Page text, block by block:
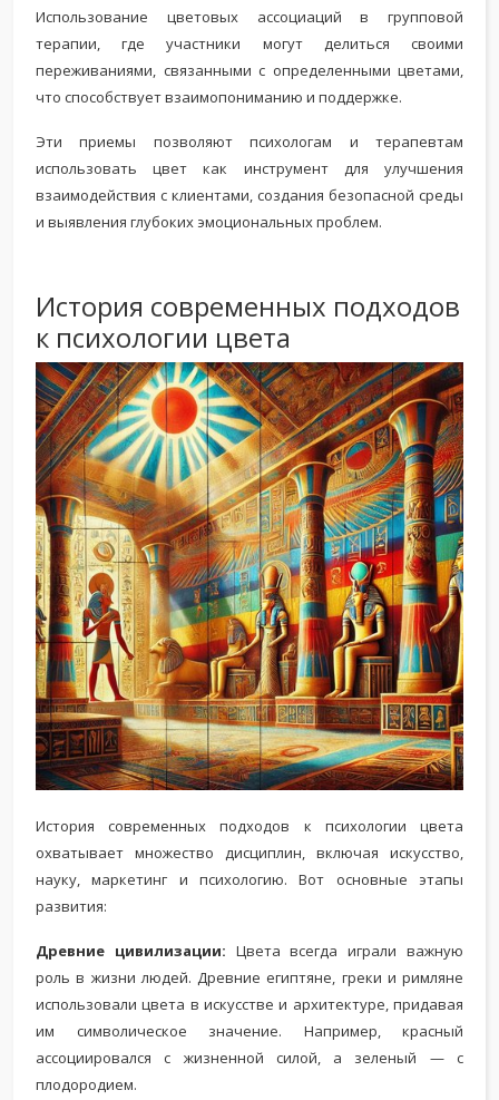
Использование цветовых ассоциаций в групповой
терапии, где участники могут делиться своими
переживаниями, связанными с определенными цветами,
что способствует взаимопониманию и поддержке.
Эти приемы позволяют психологам и терапевтам
использовать цвет как инструмент для улучшения
взаимодействия с клиентами, создания безопасной среды
и выявления глубоких эмоциональных проблем.
История современных подходов
к психологии цвета
История современных подходов к психологии цвета
охватывает множество дисциплин, включая искусство,
науку, маркетинг и психологию. Вот основные этапы
развития:
Древние цивилизации: Цвета всегда играли важную
роль в жизни людей. Древние египтяне, греки и римляне
использовали цвета в искусстве и архитектуре, придавая
им символическое значение. Например, красный
ассоциировался с жизненной силой, а зеленый — с
плодородием.